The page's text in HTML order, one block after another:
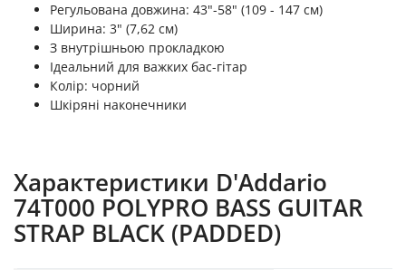
Регульована довжина: 43"-58" (109 - 147 см)
Ширина: 3" (7,62 см)
З внутрішньою прокладкою
Ідеальний для важких бас-гітар
Колір: чорний
Шкіряні наконечники
Характеристики D'Addario
74T000 POLYPRO BASS GUITAR
STRAP BLACK (PADDED)